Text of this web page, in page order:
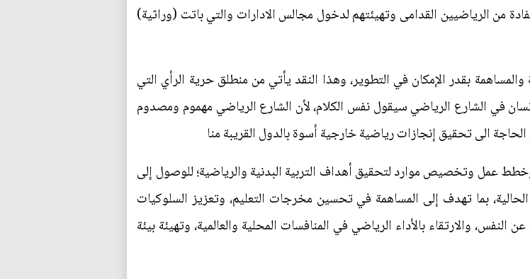
من الرياضيين القدامى وتهيئتهم لدخول مجالس الادارات والتي باتت (وراثية)
بقدر الإمكان في التطوير، وهذا النقد يأتي من منطلق حرية الرأي التي
في الشارع الرياضي سيقول نفس الكلام، لأن الشارع الرياضي مهموم ومصدوم
الى تحقيق إنجازات رياضية خارجية أسوة بالدول القريبة منا
عمل وتخصيص موارد لتحقيق أهداف التربية البدنية والرياضية؛ للوصول إلى
بما تهدف إلى المساهمة في تحسين مخرجات التعليم، وتعزيز السلوكيات
والارتقاء بالأداء الرياضي في المنافسات المحلية والعالمية، وتهيئة بيئة